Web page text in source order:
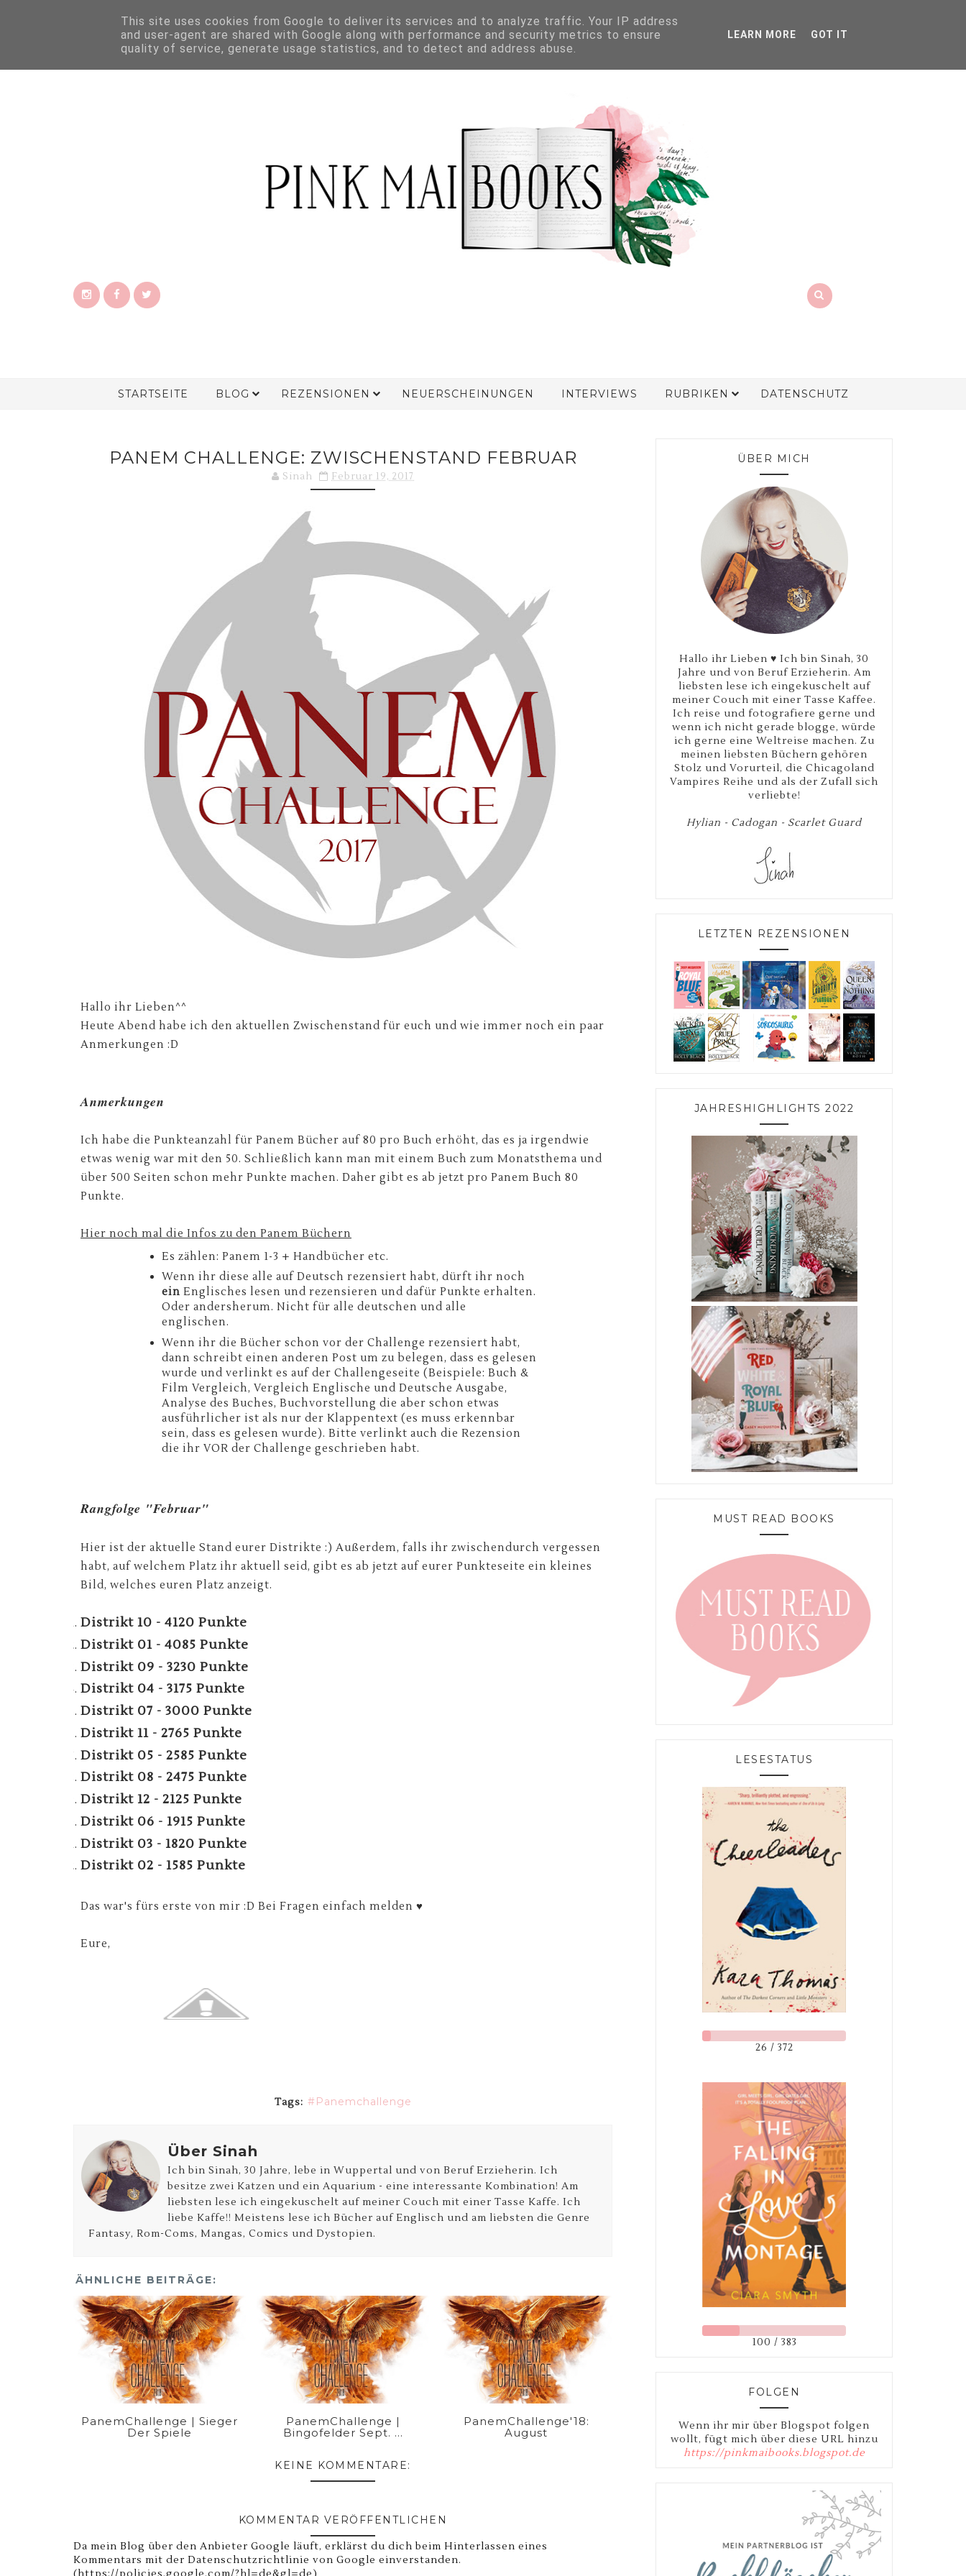
STARTSEITE BLOG REZENSIONEN NEUERSCHEINUNGEN INTERVIEWS RUBRIKEN DATENSCHUTZ
PANEM CHALLENGE: ZWISCHENSTAND FEBRUAR
Sinah Februar 19, 2017
Hallo ihr Lieben^^
Heute Abend habe ich den aktuellen Zwischenstand für euch und wie immer noch ein paar
Anmerkungen :D
Anmerkungen
Ich habe die Punkteanzahl für Panem Bücher auf 80 pro Buch erhöht, das es ja irgendwie
etwas wenig war mit den 50. Schließlich kann man mit einem Buch zum Monatsthema und
über 500 Seiten schon mehr Punkte machen. Daher gibt es ab jetzt pro Panem Buch 80
Punkte.
Hier noch mal die Infos zu den Panem Büchern
Es zählen: Panem 1-3 + Handbücher etc.
Wenn ihr diese alle auf Deutsch rezensiert habt, dürft ihr noch
ein Englisches lesen und rezensieren und dafür Punkte erhalten.
Oder andersherum. Nicht für alle deutschen und alle
englischen.
Wenn ihr die Bücher schon vor der Challenge rezensiert habt,
dann schreibt einen anderen Post um zu belegen, dass es gelesen
wurde und verlinkt es auf der Challengeseite (Beispiele: Buch &
Film Vergleich, Vergleich Englische und Deutsche Ausgabe,
Analyse des Buches, Buchvorstellung die aber schon etwas
ausführlicher ist als nur der Klappentext (es muss erkennbar
sein, dass es gelesen wurde). Bitte verlinkt auch die Rezension
die ihr VOR der Challenge geschrieben habt.
Rangfolge "Februar"
Hier ist der aktuelle Stand eurer Distrikte :) Außerdem, falls ihr zwischendurch vergessen
habt, auf welchem Platz ihr aktuell seid, gibt es ab jetzt auf eurer Punkteseite ein kleines
Bild, welches euren Platz anzeigt.
Distrikt 10 - 4120 Punkte
Distrikt 01 - 4085 Punkte
Distrikt 09 - 3230 Punkte
Distrikt 04 - 3175 Punkte
Distrikt 07 - 3000 Punkte
Distrikt 11 - 2765 Punkte
Distrikt 05 - 2585 Punkte
Distrikt 08 - 2475 Punkte
Distrikt 12 - 2125 Punkte
Distrikt 06 - 1915 Punkte
Distrikt 03 - 1820 Punkte
Distrikt 02 - 1585 Punkte
Das war's fürs erste von mir :D Bei Fragen einfach melden ♥
Eure,
Tags: Panemchallenge
Über Sinah
Ich bin Sinah, 30 Jahre, lebe in Wuppertal und von Beruf Erzieherin. Ich
besitze zwei Katzen und ein Aquarium - eine interessante Kombination! Am
liebsten lese ich eingekuschelt auf meiner Couch mit einer Tasse Kaffe. Ich
liebe Kaffe!! Meistens lese ich Bücher auf Englisch und am liebsten die Genre
Fantasy, Rom-Coms, Mangas, Comics und Dystopien.
ÄHNLICHE BEITRÄGE:
PanemChallenge | Sieger
Der Spiele
PanemChallenge |
Bingofelder Sept. ...
PanemChallenge'18:
August
KEINE KOMMENTARE:
KOMMENTAR VERÖFFENTLICHEN
Da mein Blog über den Anbieter Google läuft, erklärst du dich beim Hinterlassen eines
Kommentars mit der Datenschutzrichtlinie von Google einverstanden.
ÜBER MICH
Hallo ihr Lieben ♥ Ich bin Sinah, 30
Jahre und von Beruf Erzieherin. Am
liebsten lese ich eingekuschelt auf
meiner Couch mit einer Tasse Kaffee.
Ich reise und fotografiere gerne und
wenn ich nicht gerade blogge, würde
ich gerne eine Weltreise machen. Zu
meinen liebsten Büchern gehören
Stolz und Vorurteil, die Chicagoland
Vampires Reihe und als der Zufall sich
verliebte!
Hylian - Cadogan - Scarlet Guard
LETZTEN REZENSIONEN
JAHRESHIGHLIGHTS 2022
MUST READ BOOKS
LESESTATUS
26 / 372
100 / 383
FOLGEN
Wenn ihr mir über Blogspot folgen
wollt, fügt mich über diese URL hinzu
https://pinkmaibooks.blogspot.de
This site uses cookies from Google to deliver its services and to analyze traffic. Your IP address
and user-agent are shared with Google along with performance and security metrics to ensure
quality of service, generate usage statistics, and to detect and address abuse.
LEARN MORE GOT IT